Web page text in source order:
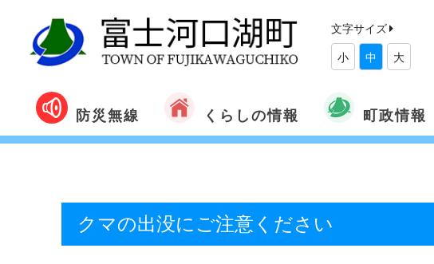
文字サイズ
小 中 大
防災無線 くらしの情報 町政情報
クマの出没にご注意ください